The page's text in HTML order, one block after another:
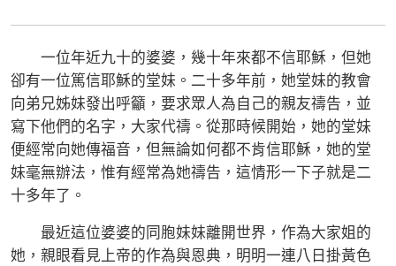
一位年近九十的婆婆，幾十年來都不信耶穌，但她
卻有一位篤信耶穌的堂妹。二十多年前，她堂妹的教會
向弟兄姊妹發出呼籲，要求眾人為自己的親友禱告，並
寫下他們的名字，大家代禱。從那時候開始，她的堂妹
便經常向她傳福音，但無論如何都不肯信耶穌，她的堂
妹毫無辦法，惟有經常為她禱告，這情形一下子就是二
十多年了。
最近這位婆婆的同胞妹妹離開世界，作為大家姐的
她，親眼看見上帝的作為與恩典，明明一連八日掛黃色